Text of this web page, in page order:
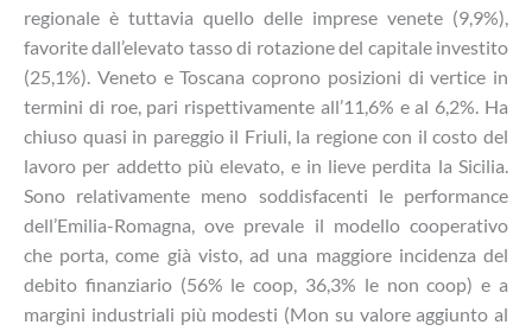
regionale è tuttavia quello delle imprese venete (9,9%),
favorite dall’elevato tasso di rotazione del capitale investito
(25,1%). Veneto e Toscana coprono posizioni di vertice in
termini di roe, pari rispettivamente all’11,6% e al 6,2%. Ha
chiuso quasi in pareggio il Friuli, la regione con il costo del
lavoro per addetto più elevato, e in lieve perdita la Sicilia.
Sono relativamente meno soddisfacenti le performance
dell’Emilia-Romagna, ove prevale il modello cooperativo
che porta, come già visto, ad una maggiore incidenza del
debito finanziario (56% le coop, 36,3% le non coop) e a
margini industriali più modesti (Mon su valore aggiunto al